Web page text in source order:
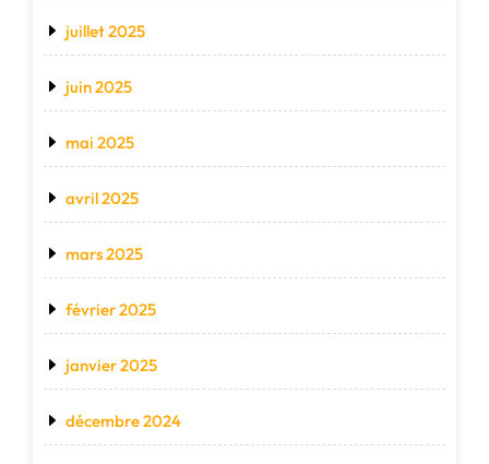
juillet 2025
juin 2025
mai 2025
avril 2025
mars 2025
février 2025
janvier 2025
décembre 2024